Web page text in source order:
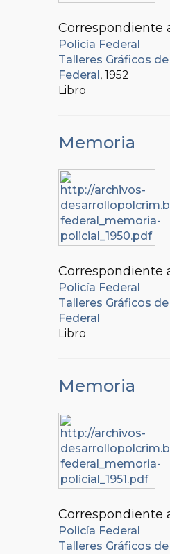
Correspondiente
Policía Federal
Talleres Gráficos
Federal , 1952
Libro
Memoria
Correspondiente
Policía Federal
Talleres Gráficos
Federal
Libro
Memoria
Correspondiente
Policía Federal
Talleres Gráficos